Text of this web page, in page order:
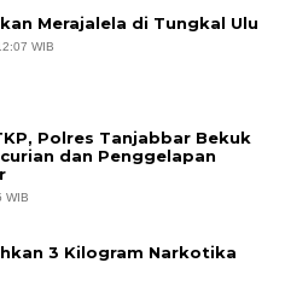
Merajalela di Tungkal Ulu
WIB
Polres Tanjabbar Bekuk
dan Penggelapan
WIB
3 Kilogram Narkotika